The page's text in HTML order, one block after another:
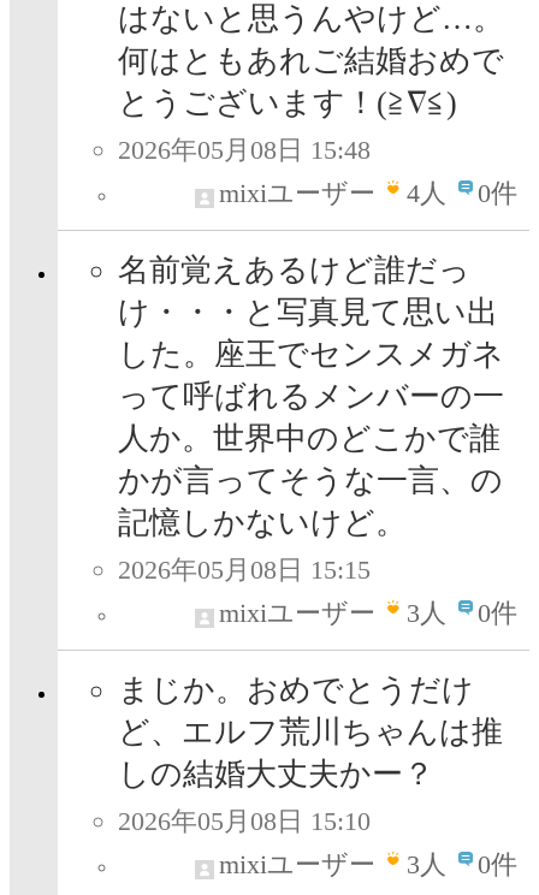
はないと思うんやけど…。
何はともあれご結婚おめで
とうございます！(≧∇≦)
2026年05月08日 15:48
mixiユーザー
4人 0件
名前覚えあるけど誰だっ
け・・・と写真見て思い出
した。座王でセンスメガネ
って呼ばれるメンバーの一
人か。世界中のどこかで誰
かが言ってそうな一言、の
記憶しかないけど。
2026年05月08日 15:15
mixiユーザー
3人 0件
まじか。おめでとうだけ
ど、エルフ荒川ちゃんは推
しの結婚大丈夫かー？
2026年05月08日 15:10
mixiユーザー
3人 0件